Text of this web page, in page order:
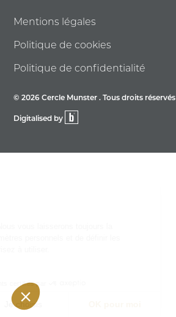
Mentions légales
Politique de cookies
Politique de confidentialité
© 2026 Cercle Munster . Tous droits réservés
Digitalised by